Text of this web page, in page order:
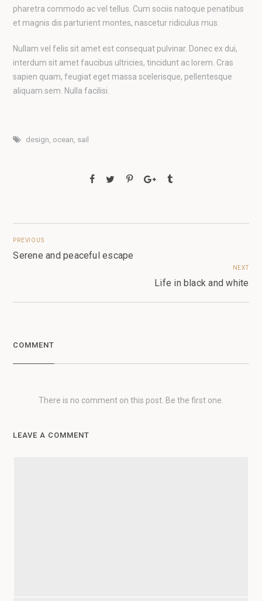
pharetra commodo ac vel tellus. Cum sociis natoque penatibus
et magnis dis parturient montes, nascetur ridiculus mus.
Nullam vel felis sit amet est consequat pulvinar. Donec ex dui,
interdum sit amet faucibus ultricies, tincidunt ac lorem. Cras
sapien quam, feugiat eget massa scelerisque, pellentesque
aliquam sem. Nulla facilisi.
design, ocean, sail
PREVIOUS
Serene and peaceful escape
NEXT
Life in black and white
COMMENT
There is no comment on this post. Be the first one.
LEAVE A COMMENT